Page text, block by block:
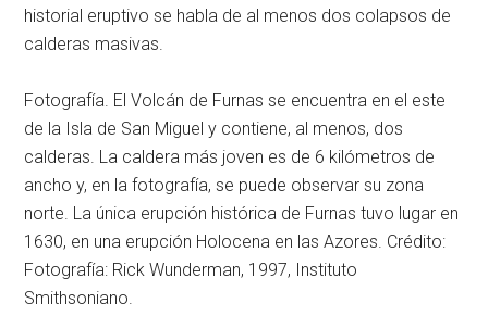
historial eruptivo se habla de al menos dos colapsos de
calderas masivas.
Fotografía. El Volcán de Furnas se encuentra en el este
de la Isla de San Miguel y contiene, al menos, dos
calderas. La caldera más joven es de 6 kilómetros de
ancho y, en la fotografía, se puede observar su zona
norte. La única erupción histórica de Furnas tuvo lugar en
1630, en una erupción Holocena en las Azores. Crédito:
Fotografía: Rick Wunderman, 1997, Instituto
Smithsoniano.